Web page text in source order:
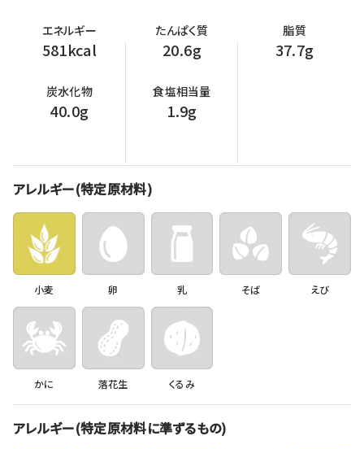
エネルギー
581kcal
たんぱく質
20.6g
脂質
37.7g
炭水化物
40.0g
食塩相当量
1.9g
アレルギー(特定原材料)
小麦 卵 乳 そば えび
かに 落花生 くるみ
アレルギー(特定原材料に準ずるもの)